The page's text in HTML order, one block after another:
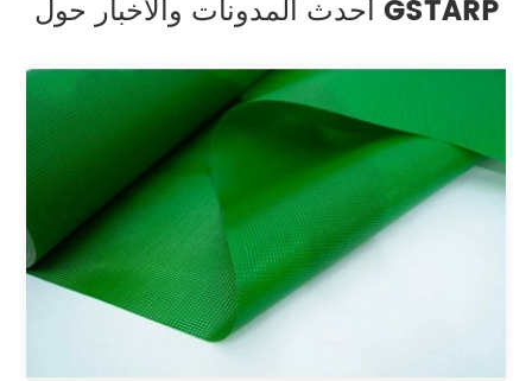
أحدث المدونات والأخبار حول GSTARP